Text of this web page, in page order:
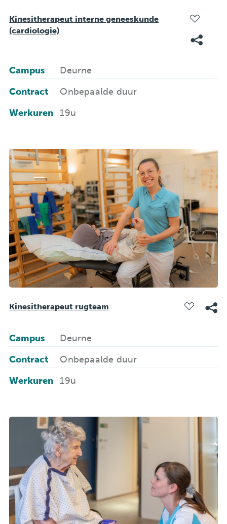
Kinesitherapeut interne geneeskunde
(cardiologie)
Campus
Deurne
Contract
Onbepaalde duur
Werkuren
19u
Kinesitherapeut rugteam
Campus
Deurne
Contract
Onbepaalde duur
Werkuren
19u